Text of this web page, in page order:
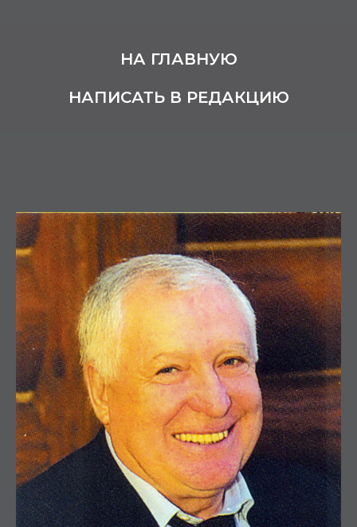
НА ГЛАВНУЮ
НАПИСАТЬ В РЕДАКЦИЮ